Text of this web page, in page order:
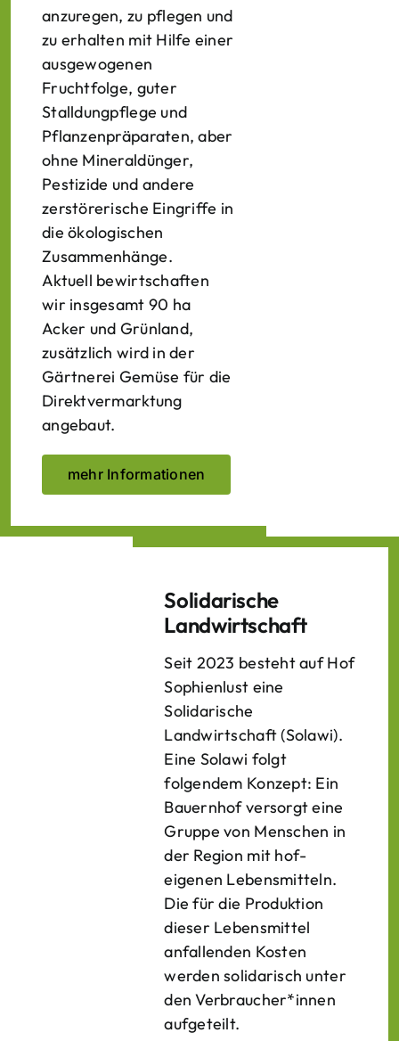
anzuregen, zu pflegen und
zu erhalten mit Hilfe einer
ausgewogenen
Fruchtfolge, guter
Stalldungpflege und
Pflanzenpräparaten, aber
ohne Mineraldünger,
Pestizide und andere
zerstörerische Eingriffe in
die ökologischen
Zusammenhänge.
Aktuell bewirtschaften
wir insgesamt 90 ha
Acker und Grünland,
zusätzlich wird in der
Gärtnerei Gemüse für die
Direktvermarktung
angebaut.
mehr Informationen
Solidarische
Landwirtschaft
Seit 2023 besteht auf Hof
Sophienlust eine
Solidarische
Landwirtschaft (Solawi).
Eine Solawi folgt
folgendem Konzept: Ein
Bauern­hof versorgt eine
Gruppe von Menschen in
der Region mit hof­
eigenen Lebens­mitteln.
Die für die Produktion
dieser Lebens­mittel
anfallenden Kosten
werden solidarisch unter
den Verbraucher*­innen
aufgeteilt.